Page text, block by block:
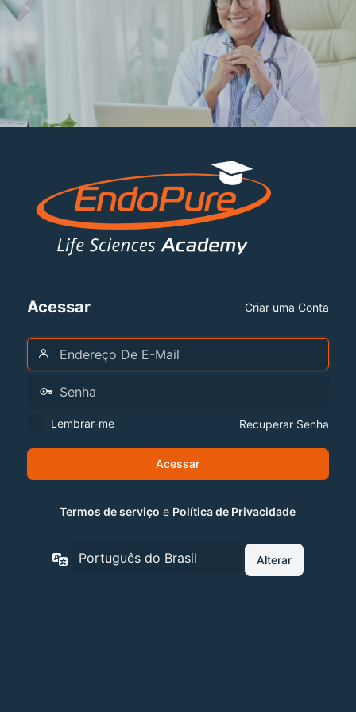
Acessar Criar uma Conta
Lembrar-me Recuperar Senha
Termos de serviço e Política de Privacidade
Idioma